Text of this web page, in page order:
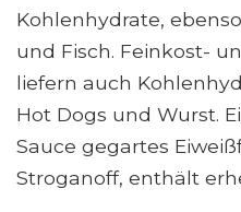
Kohlenhydrate,
und Fisch. Feinkost-
liefern auch
Hot Dogs und Wurst.
Sauce gegartes
Stroganoff, enthält